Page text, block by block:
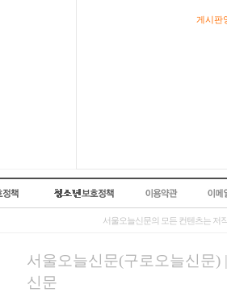
게시판
서울오늘신문의 모든 컨텐츠는 저
서울오늘신문(구로오늘신문)
신문